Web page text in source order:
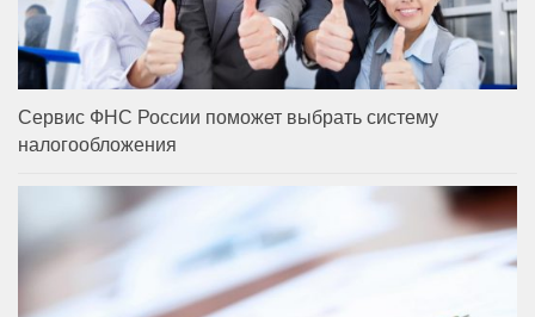
Сервис ФНС России поможет выбрать систему
налогообложения